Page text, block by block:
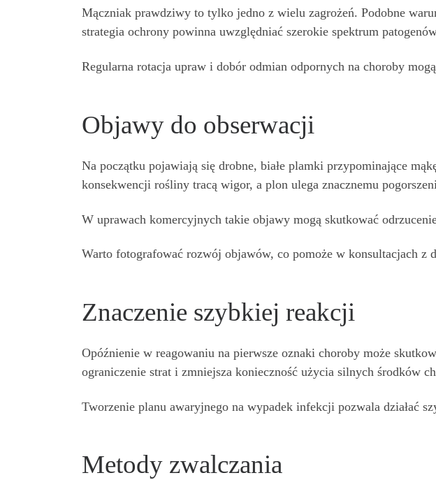
Mączniak prawdziwy to tylko jedno z wielu zagrożeń. Podobne
strategia ochrony powinna uwzględniać szerokie spektrum
Regularna rotacja upraw i dobór odmian odpornych na choroby
Objawy do obserwacji
Na początku pojawiają się drobne, białe plamki przypominające
konsekwencji rośliny tracą wigor, a plon ulega znacznemu
W uprawach komercyjnych takie objawy mogą skutkować
Warto fotografować rozwój objawów, co pomoże w konsultacjach z
Znaczenie szybkiej reakcji
Opóźnienie w reagowaniu na pierwsze oznaki choroby może
ograniczenie strat i zmniejsza konieczność użycia silnych środków
Tworzenie planu awaryjnego na wypadek infekcji pozwala działać
Metody zwalczania